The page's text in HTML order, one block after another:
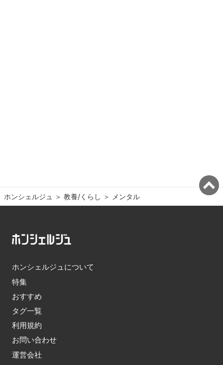
ホンシェルジュ ＞ 教養/くらし ＞ メンタル
ホンシェルジュについて
特集
おすすめ
タグ一覧
利用規約
お問い合わせ
運営会社